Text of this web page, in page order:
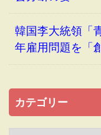
韓国李大統領「
年雇用問題を「
カテゴリー